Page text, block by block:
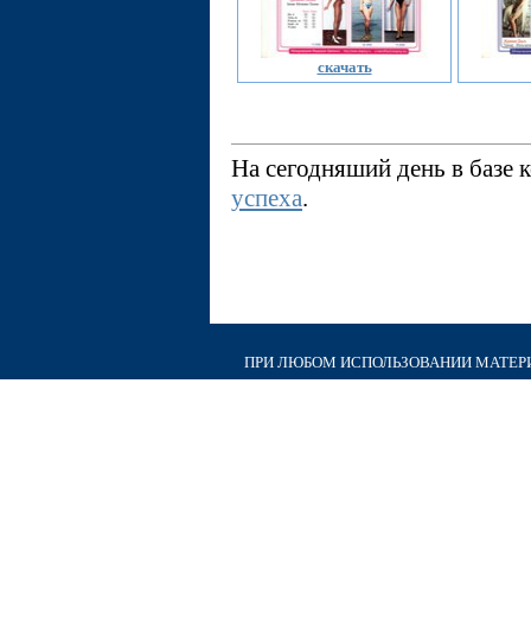
скачать
На сегодняший день в базе
успеха.
ПРИ ЛЮБОМ ИСПОЛЬЗОВАНИИ